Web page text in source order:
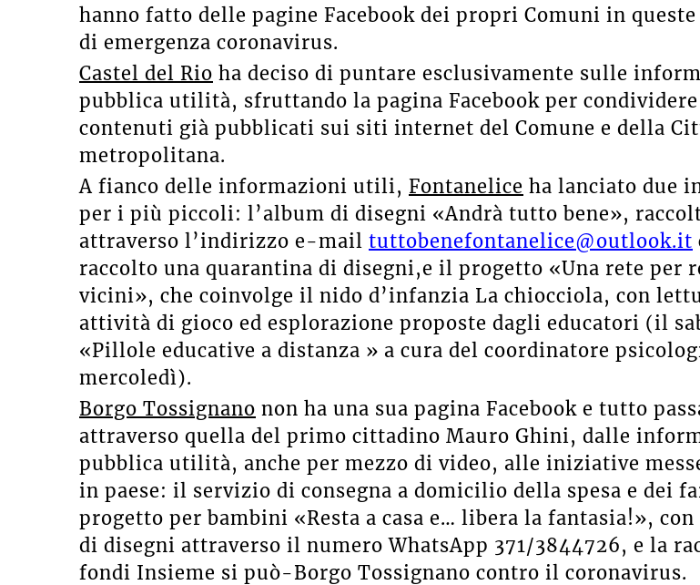
hanno fatto delle pagine Facebook dei propri Comuni in
di emergenza coronavirus.
Castel del Rio ha deciso di puntare esclusivamente sulle
pubblica utilità, sfruttando la pagina Facebook per
contenuti già pubblicati sui siti internet del Comune e della
metropolitana.
A fianco delle informazioni utili, Fontanelice ha lanciato due
per i più piccoli: l’album di disegni «Andrà tutto bene»,
attraverso l’indirizzo e-mail tuttobenefontanelice@outlook.it
raccolto una quarantina di disegni,e il progetto «Una rete per
vicini», che coinvolge il nido d’infanzia La chiocciola, con
attività di gioco ed esplorazione proposte dagli educatori (il
«Pillole educative a distanza » a cura del coordinatore
mercoledì).
Borgo Tossignano non ha una sua pagina Facebook e tutto
attraverso quella del primo cittadino Mauro Ghini, dalle
pubblica utilità, anche per mezzo di video, alle iniziative
in paese: il servizio di consegna a domicilio della spesa e dei
progetto per bambini «Resta a casa e… libera la fantasia!»,
di disegni attraverso il numero WhatsApp 371/3844726, e la
fondi Insieme si può-Borgo Tossignano contro il coronavirus.